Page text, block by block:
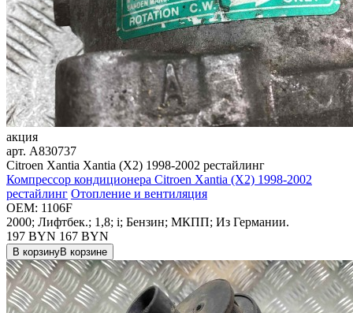
акция
арт. A830737
Citroen Xantia Xantia (X2) 1998-2002 рестайлинг
Компрессор кондиционера Citroen Xantia (X2) 1998-2002
рестайлинг Отопление и вентиляция
OEM: 1106F
2000; Лифтбек.; 1,8; i; Бензин; МКПП; Из Германии.
197 BYN 167 BYN
В корзинуВ корзине